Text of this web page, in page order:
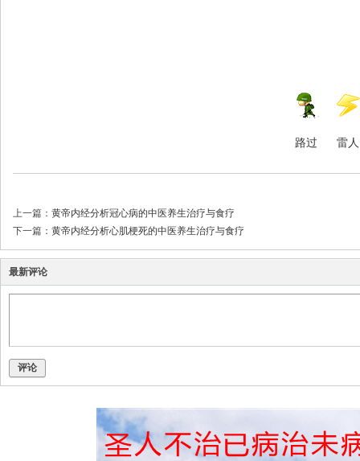
路过 雷人
上一篇： 黄帝内经分析冠心病的中医养生治疗与食疗
下一篇： 黄帝内经分析心肌梗死的中医养生治疗与食疗
最新评论
评论